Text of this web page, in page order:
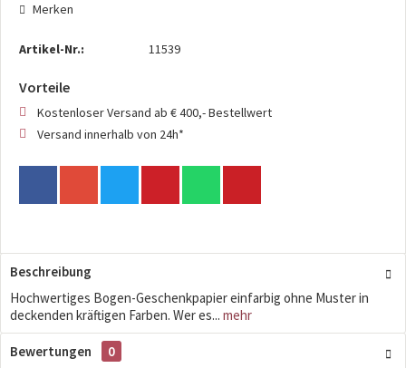
Merken
Artikel-Nr.: 11539
Vorteile
Kostenloser Versand ab € 400,- Bestellwert
Versand innerhalb von 24h*
Beschreibung
Hochwertiges Bogen-Geschenkpapier einfarbig ohne Muster in
deckenden kräftigen Farben. Wer es... mehr
Bewertungen
0